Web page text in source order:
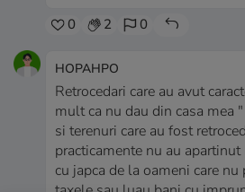
0 2 0
HOPAHPO
Retrocedari care au avut
mult ca nu dau din casa mea
si terenuri care au fost
practicamente nu au
cu japca de la oameni care